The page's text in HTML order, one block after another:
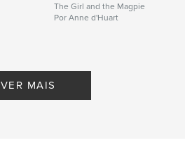
The Girl and the Magpie
Por Anne d'Huart
VER MAIS